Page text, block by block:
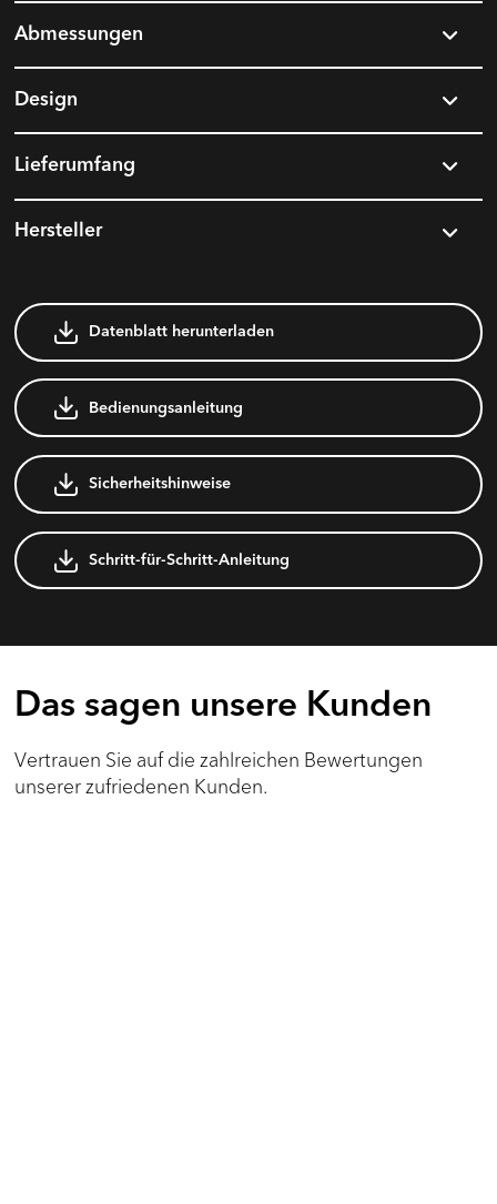
Abmessungen
Design
Lieferumfang
Hersteller
Datenblatt herunterladen
Bedienungsanleitung
Sicherheitshinweise
Schritt-für-Schritt-Anleitung
Das sagen unsere Kunden
Vertrauen Sie auf die zahlreichen Bewertungen
unserer zufriedenen Kunden.